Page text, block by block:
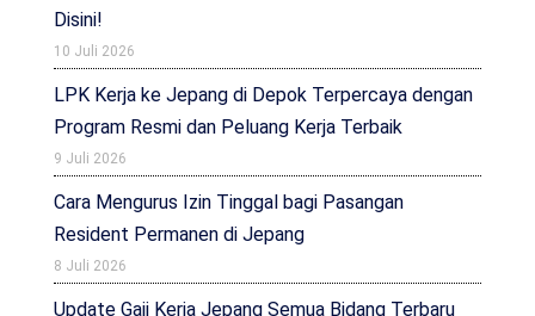
Disini!
10 Juli 2026
LPK Kerja ke Jepang di Depok Terpercaya dengan
Program Resmi dan Peluang Kerja Terbaik
9 Juli 2026
Cara Mengurus Izin Tinggal bagi Pasangan
Resident Permanen di Jepang
8 Juli 2026
Update Gaji Kerja Jepang Semua Bidang Terbaru